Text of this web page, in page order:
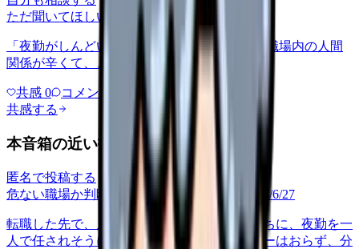
ただ聞いてほしい
relationships
「夜勤がしんどい」について相談したいです 職場内の人間
関係が辛くて、、、
共感 0 コメント
共感する
本音箱の近い投稿
匿名で投稿する
危ない職場か判断してほしい
career-growth 2026/6/27
転職した先で、入職して二ヶ月も経たないうちに、夜勤を一
人で任されそうになっています。プリセプターはおらず、分